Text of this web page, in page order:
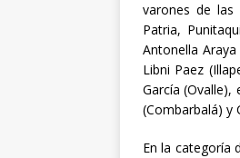
varones de las
Patria,
Antonella
Libni Paez
García (Ovalle),
(Combarbalá) y
En la categoría